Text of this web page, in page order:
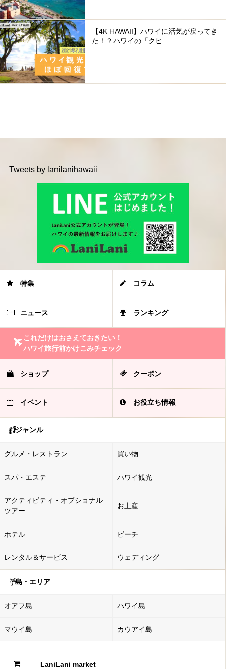
【4K HAWAII】ハワイに活気が戻ってき
た！？ハワイの「クヒ...
Tweets by lanilanihawaii
特集 コラム
ニュース ランキング
これだけはおさえておきたい！
ハワイ旅行前かけこみチェック
ショップ クーポン
イベント お役立ち情報
ジャンル
グルメ・レストラン 買い物
スパ・エステ ハワイ観光
アクティビティ・オプショナル
ツアー
お土産
ホテル ビーチ
レンタル＆サービス ウェディング
島・エリア
オアフ島 ハワイ島
マウイ島 カウアイ島
LaniLani market